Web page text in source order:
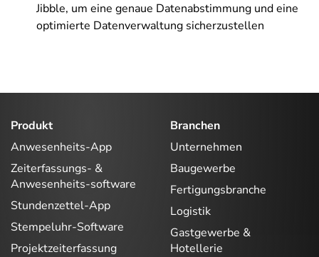
Jibble, um eine genaue Datenabstimmung und eine
optimierte Datenverwaltung sicherzustellen
Produkt
Anwesenheits-App
Zeiterfassungs- &
Anwesenheits-software
Stundenzettel-App
Stempeluhr-Software
Projektzeiterfassung
Branchen
Unternehmen
Baugewerbe
Fertigungsbranche
Logistik
Gastgewerbe &
Hotellerie